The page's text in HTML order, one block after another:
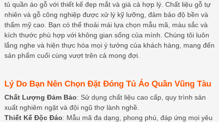
tủ quần áo gỗ với thiết kế đẹp mắt và giá cả hợp lý. Chất liệu gỗ tự
nhiên và gỗ công nghiệp được xử lý kỹ lưỡng, đảm bảo độ bền và
thẩm mỹ cao. Bạn có thể thoải mái lựa chọn mẫu mã, màu sắc và
kích thước phù hợp với không gian sống của mình. Chúng tôi luôn
lắng nghe và hiện thực hóa mọi ý tưởng của khách hàng, mang đến
sản phẩm cuối cùng vượt trên cả mong đợi.
Lý Do Bạn Nên Chọn Đặt Đóng Tủ Áo Quần Vũng Tàu
Chất Lượng Đảm Bảo: Sử dụng chất liệu cao cấp, quy trình sản
xuất nghiêm ngặt và đội ngũ thợ lành nghề.
Thiết Kế Độc Đáo: Mẫu mã đa dạng, phong phú, đáp ứng mọi yêu